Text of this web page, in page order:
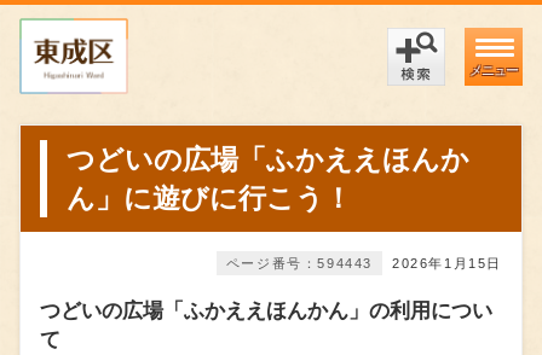
メニュー
つどいの広場「ふかええほんか
ん」に遊びに行こう！
2026年1月15日
ページ番号：594443
つどいの広場「ふかええほんかん」の利用につい
て